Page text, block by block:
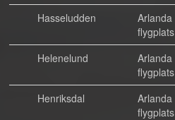
Hasseludden
Arlanda
flygplats
Helenelund
Arlanda
flygplats
Henriksdal
Arlanda
flygplats